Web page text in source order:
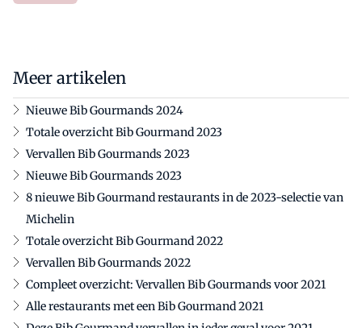
Meer artikelen
Nieuwe Bib Gourmands 2024
Totale overzicht Bib Gourmand 2023
Vervallen Bib Gourmands 2023
Nieuwe Bib Gourmands 2023
8 nieuwe Bib Gourmand restaurants in de 2023-selectie van
Michelin
Totale overzicht Bib Gourmand 2022
Vervallen Bib Gourmands 2022
Compleet overzicht: Vervallen Bib Gourmands voor 2021
Alle restaurants met een Bib Gourmand 2021